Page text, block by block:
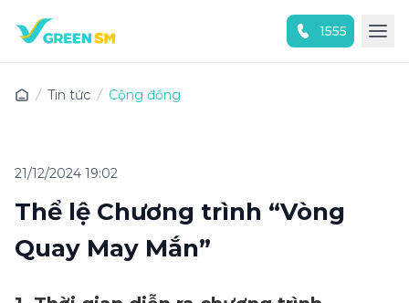
1555
Tin tức Cộng đồng
21/12/2024 19:02
Thể lệ Chương trình “Vòng
Quay May Mắn”